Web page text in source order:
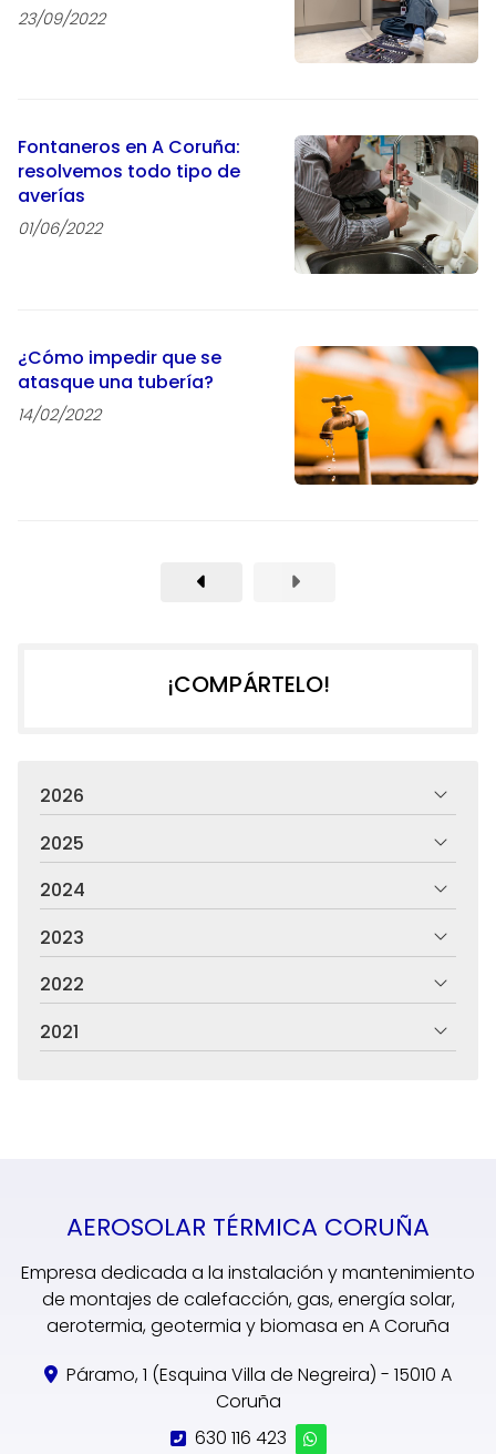
23/09/2022
Fontaneros en A Coruña:
resolvemos todo tipo de
averías
01/06/2022
¿Cómo impedir que se
atasque una tubería?
14/02/2022
¡COMPÁRTELO!
2026
2025
2024
2023
2022
2021
AEROSOLAR TÉRMICA CORUÑA
Empresa dedicada a la instalación y mantenimiento
de montajes de calefacción, gas, energía solar,
aerotermia, geotermia y biomasa en A Coruña
Páramo, 1 (Esquina Villa de Negreira) - 15010 A
Coruña
630 116 423